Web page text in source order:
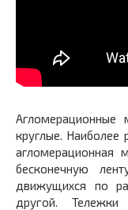
круглые. Наиболее
агломерацион­ная
бесконечную
движущихся по
другой.